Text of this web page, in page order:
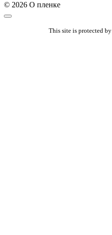
© 2026 О пленке
This site is protected by